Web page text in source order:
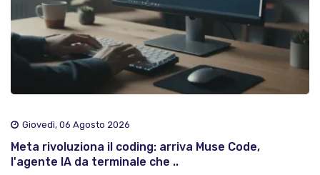
Giovedì, 06 Agosto 2026
Meta rivoluziona il coding: arriva Muse Code,
l'agente IA da terminale che ..